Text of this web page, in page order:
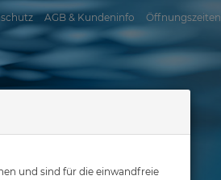
AGB & Kundeninfo Öffnungszeiten
und sind für die einwandfreie